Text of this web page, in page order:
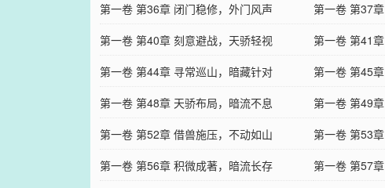
第一卷 第36章 闭门稳修，外门风声
第一卷 第37
第一卷 第40章 刻意避战，天骄轻视
第一卷 第41
第一卷 第44章 寻常巡山，暗藏针对
第一卷 第45
第一卷 第48章 天骄布局，暗流不息
第一卷 第49
第一卷 第52章 借兽施压，不动如山
第一卷 第53
第一卷 第56章 积微成著，暗流长存
第一卷 第57